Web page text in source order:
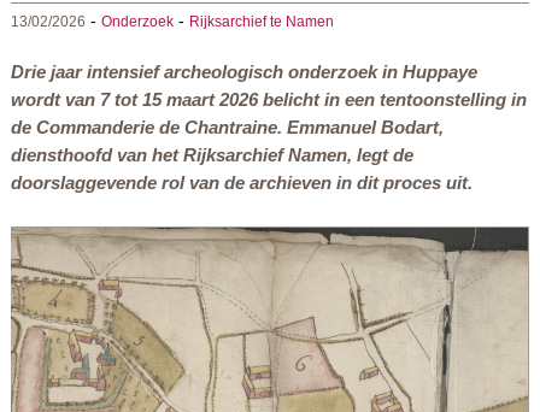
13/02/2026 - Onderzoek- Rijksarchief te Namen
Drie jaar intensief archeologisch onderzoek in Huppaye
wordt van 7 tot 15 maart 2026 belicht in een tentoonstelling in
de Commanderie de Chantraine. Emmanuel Bodart,
diensthoofd van het Rijksarchief Namen, legt de
doorslaggevende rol van de archieven in dit proces uit.